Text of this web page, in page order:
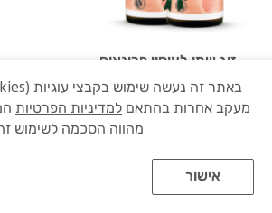
זוג שמן לעיסוי פרינאום
צמד שמן לעיסוי הפרינאום -
אחד לעיסוי ואחד לחדר הלידה
המחיר
היה:
₪112.00
המחיר
☆
☆
מעקב אחרות בהתאם למדיניות הפרטיות
מהווה הסכמה לשימוש
אישור